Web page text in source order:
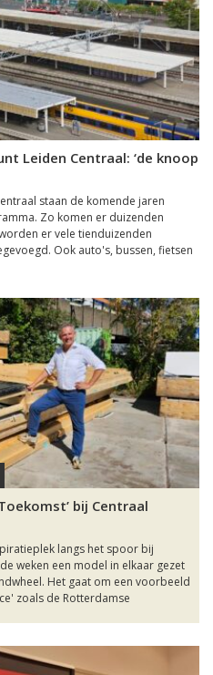
Leiden Centraal: ‘de knoop
staan de komende jaren
Zo komen er duizenden
er vele tienduizenden
Ook auto's, bussen, fietsen
bij Centraal
langs het spoor bij
weken een model in elkaar gezet
Het gaat om een voorbeeld
zoals de Rotterdamse